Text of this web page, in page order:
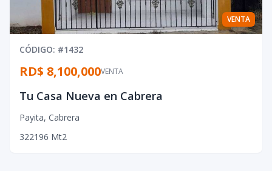
VENTA
CÓDIGO: #1432
VENTA
RD$ 8,100,000
Tu Casa Nueva en Cabrera
Payita, Cabrera
322196 Mt2